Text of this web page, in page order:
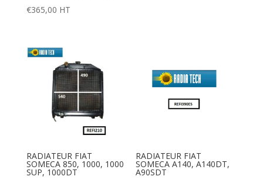
€365,00 HT
RADIATEUR FIAT
SOMECA 850, 1000, 1000
SUP, 1000DT
RADIATEUR FIAT
SOMECA A140, A140DT,
A90SDT